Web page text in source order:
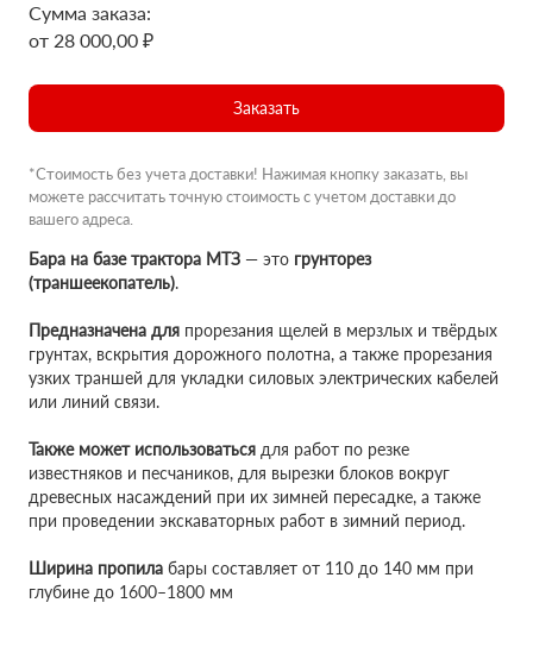
Сумма заказа:
от 28 000,00 ₽
Заказать
*Стоимость без учета доставки! Нажимая кнопку заказать, вы
можете рассчитать точную стоимость с учетом доставки до
вашего адреса.
Бара на базе трактора МТЗ — это грунторез
(траншеекопатель).
Предназначена для прорезания щелей в мерзлых и твёрдых
грунтах, вскрытия дорожного полотна, а также прорезания
узких траншей для укладки силовых электрических кабелей
или линий связи.
Также может использоваться для работ по резке
известняков и песчаников, для вырезки блоков вокруг
древесных насаждений при их зимней пересадке, а также
при проведении экскаваторных работ в зимний период.
Ширина пропила бары составляет от 110 до 140 мм при
глубине до 1600–1800 мм